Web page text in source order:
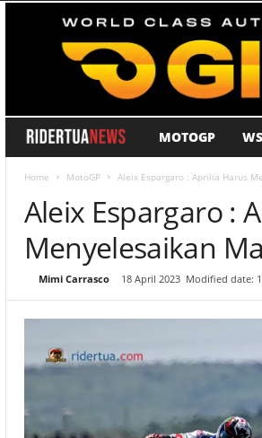
i
d
e
MOTOGP
Home MotoGP Aleix Espargaro : Aprilia Harus
Aleix Espargaro :
Menyelesaikan
Mimi Carrasco- 18 April 2023 Modified date: